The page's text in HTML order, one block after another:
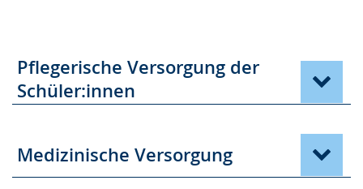
Pflegerische Versorgung der
Schüler:innen
Medizinische Versorgung